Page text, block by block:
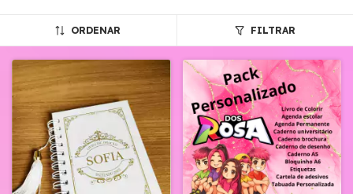
ORDENAR FILTRAR